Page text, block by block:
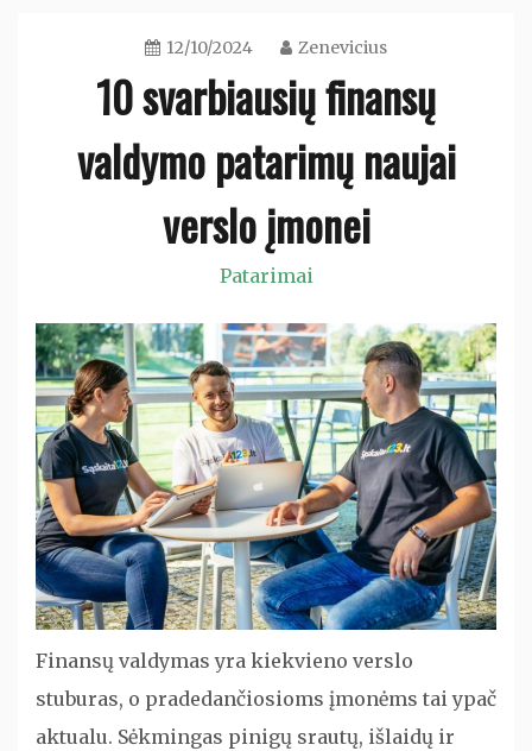
12/10/2024 Zenevicius
10 svarbiausių finansų
valdymo patarimų naujai
verslo įmonei
Patarimai
Finansų valdymas yra kiekvieno verslo
stuburas, o pradedančiosioms įmonėms tai ypač
aktualu. Sėkmingas pinigų srautų, išlaidų ir